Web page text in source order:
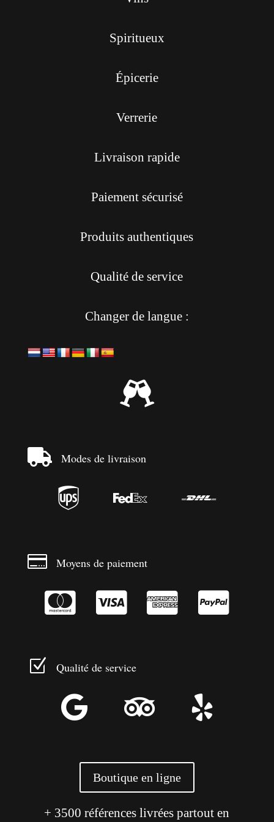
Spiritueux
Épicerie
Verrerie
Livraison rapide
Paiement sécurisé
Produits authentiques
Qualité de service
Changer de langue :

 Modes de livraison
  
 Moyens de paiement
   
Z Qualité de service
  
Boutique en ligne
+ 3500 références livrées partout en